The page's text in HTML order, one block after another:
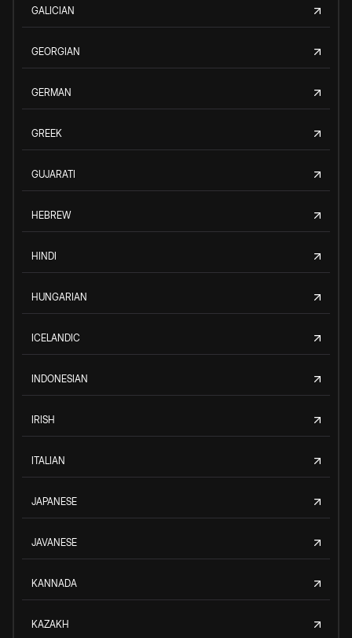
GALICIAN
GEORGIAN
GERMAN
GREEK
GUJARATI
HEBREW
HINDI
HUNGARIAN
ICELANDIC
INDONESIAN
IRISH
ITALIAN
JAPANESE
JAVANESE
KANNADA
KAZAKH